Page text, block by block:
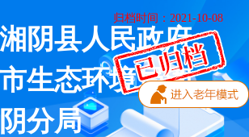
归档时间：2021-10-08
湘阴县人民政府
市生态环境局湘
阴分局